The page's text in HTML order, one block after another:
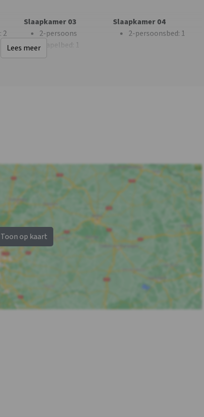
Fiets- en
mountainbikeroutes
Kinderstoel: 1
Kinderbox: 0
: 2
Slaapkamer 03
2-persoons
stapelbed : 1
1-persoonsbed
Slaapkamer 04
2-persoonsbed: 1
Lees meer
Toon op kaart